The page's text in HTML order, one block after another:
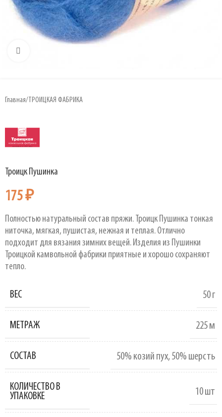
Главная/ ТРОИЦКАЯ ФАБРИКА
Троицк Пушинка
175₽
Полностью натуральный состав пряжи. Троицк Пушинка тонкая
ниточка, мягкая, пушистая, нежная и теплая. Отлично
подходит для вязания зимних вещей. Изделия из Пушинки
Троицкой камвольной фабрики приятные и хорошо сохраняют
тепло.
ВЕС 50 г
МЕТРАЖ 225 м
СОСТАВ 50% козий пух,50% шерсть
КОЛИЧЕСТВО В
УПАКОВКЕ
10 шт